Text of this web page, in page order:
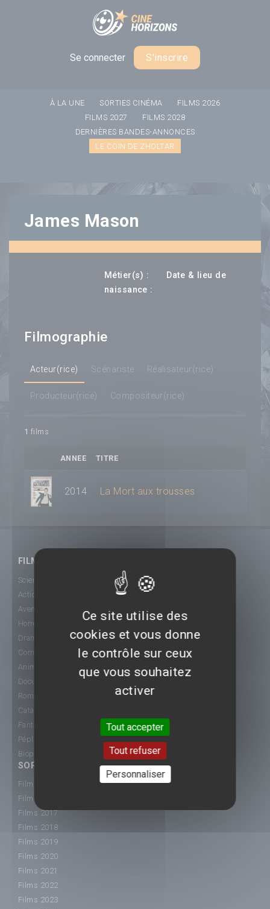
Se connecter S'inscrire
À LA UNE SORTIES CINÉMA
FILMS 2026
FILMS 2027
FILMS 2028
DERNIÈRES BANDES-ANNONCES
LE COIN DE ZHOLTAR
James Mason
Métier(s) :
Date & lieu de
naissance :
Filmographie
Acteur(rice) Scénariste Réalisateur(rice)
Producteur(rice) Compositeur(rice)
1 films
ANNEE TITRE
2014 La Mort aux trousses
FILMS
Science-Fiction
Action
Aventure
Horreur
Drame
Comédie
Animation
Documentaire
Romance
Catastrophe
Fantastique
Péplum
Biopic
SORTIE CINÉ
Films 2015
Films 2016
Films 2017
Films 2018
Films 2019
Films 2020
Films 2021
Films 2022
Films 2023
Panneau de gestion des cookies
Ce site utilise des
cookies et vous donne
le contrôle sur ceux
que vous souhaitez
activer
Tout accepter
Tout refuser
Personnaliser